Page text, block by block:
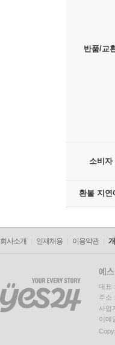
반품/교
소비자
환불 지연
회사소개 인재채용 이용약관
대표
주소
사업
이메